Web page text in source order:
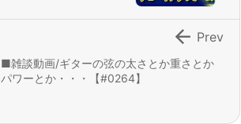
■雑談動画/ギターの弦の太さとか重さとか
パワーとか・・・【#0264】
 Prev